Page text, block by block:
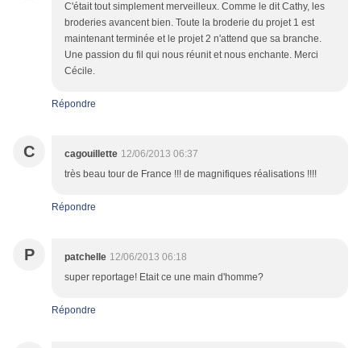
C'était tout simplement merveilleux. Comme le dit Cathy, les
broderies avancent bien. Toute la broderie du projet 1 est
maintenant terminée et le projet 2 n'attend que sa branche.
Une passion du fil qui nous réunit et nous enchante. Merci
Cécile.
Répondre
C cagouillette 12/06/2013 06:37
très beau tour de France !!! de magnifiques réalisations !!!!
Répondre
P patchelle 12/06/2013 06:18
super reportage! Etait ce une main d'homme?
Répondre